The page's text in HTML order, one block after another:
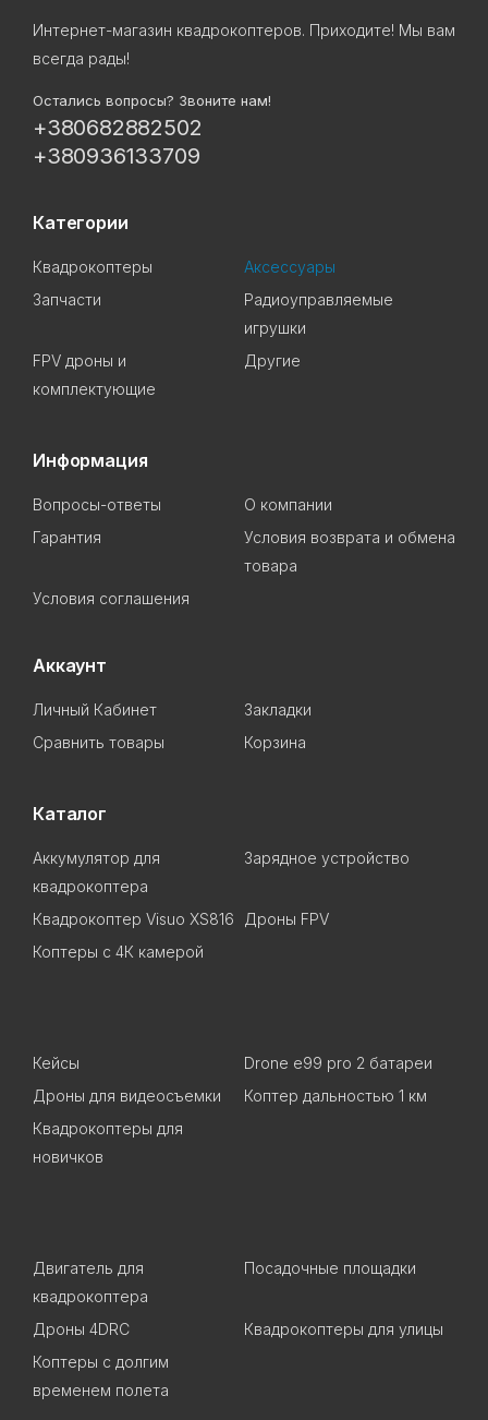
Интернет-магазин квадрокоптеров. Приходите! Мы вам
всегда рады!
Остались вопросы? Звоните нам!
+380682882502
+380936133709
Категории
Квадрокоптеры
Аксессуары
Запчасти
Радиоуправляемые
игрушки
FPV дроны и
комплектующие
Другие
Информация
Вопросы-ответы
О компании
Гарантия
Условия возврата и обмена
товара
Условия соглашения
Аккаунт
Личный Кабинет
Закладки
Сравнить товары
Корзина
Каталог
Аккумулятор для
квадрокоптера
Зарядное устройство
Квадрокоптер Visuo XS816
Дроны FPV
Коптеры с 4К камерой
Кейсы
Drone e99 pro 2 батареи
Дроны для видеосъемки
Коптер дальностью 1 км
Квадрокоптеры для
новичков
Двигатель для
квадрокоптера
Посадочные площадки
Дроны 4DRC
Квадрокоптеры для улицы
Коптеры с долгим
временем полета